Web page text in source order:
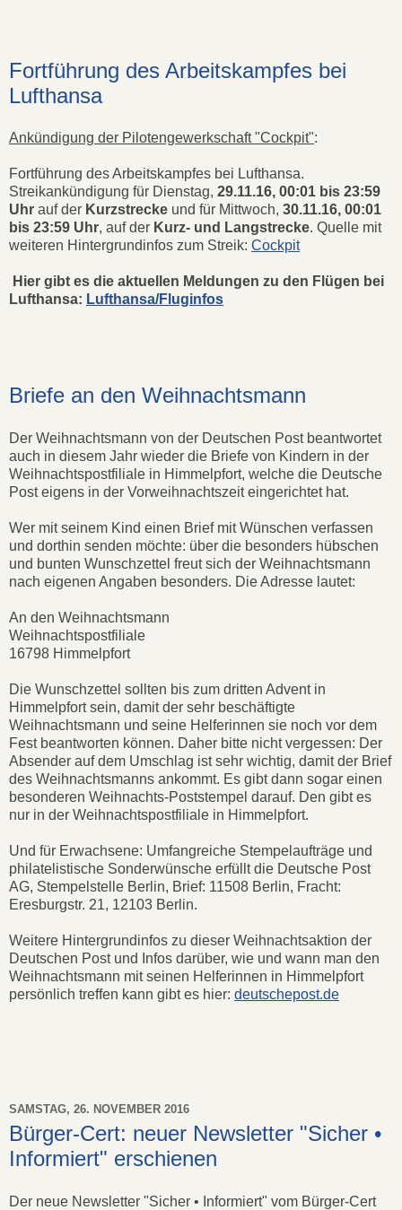
Fortführung des Arbeitskampfes bei
Lufthansa
Ankündigung der Pilotengewerkschaft "Cockpit":
Fortführung des Arbeitskampfes bei Lufthansa.
Streikankündigung für Dienstag, 29.11.16, 00:01 bis 23:59
Uhr auf der Kurzstrecke und für Mittwoch, 30.11.16, 00:01
bis 23:59 Uhr, auf der Kurz- und Langstrecke. Quelle mit
weiteren Hintergrundinfos zum Streik: Cockpit
Hier gibt es die aktuellen Meldungen zu den Flügen bei
Lufthansa: Lufthansa/Fluginfos
Briefe an den Weihnachtsmann
Der Weihnachtsmann von der Deutschen Post beantwortet
auch in diesem Jahr wieder die Briefe von Kindern in der
Weihnachtspostfiliale in Himmelpfort, welche die Deutsche
Post eigens in der Vorweihnachtszeit eingerichtet hat.
Wer mit seinem Kind einen Brief mit Wünschen verfassen
und dorthin senden möchte: über die besonders hübschen
und bunten Wunschzettel freut sich der Weihnachtsmann
nach eigenen Angaben besonders. Die Adresse lautet:
An den Weihnachtsmann
Weihnachtspostfiliale
16798 Himmelpfort
Die Wunschzettel sollten bis zum dritten Advent in
Himmelpfort sein, damit der sehr beschäftigte
Weihnachtsmann und seine Helferinnen sie noch vor dem
Fest beantworten können. Daher bitte nicht vergessen: Der
Absender auf dem Umschlag ist sehr wichtig, damit der Brief
des Weihnachtsmanns ankommt. Es gibt dann sogar einen
besonderen Weihnachts-Poststempel darauf. Den gibt es
nur in der Weihnachtspostfiliale in Himmelpfort.
Und für Erwachsene: Umfangreiche Stempelaufträge und
philatelistische Sonderwünsche erfüllt die Deutsche Post
AG, Stempelstelle Berlin, Brief: 11508 Berlin, Fracht:
Eresburgstr. 21, 12103 Berlin.
Weitere Hintergrundinfos zu dieser Weihnachtsaktion der
Deutschen Post und Infos darüber, wie und wann man den
Weihnachtsmann mit seinen Helferinnen in Himmelpfort
persönlich treffen kann gibt es hier: deutschepost.de
SAMSTAG, 26. NOVEMBER 2016
Bürger-Cert: neuer Newsletter "Sicher •
Informiert" erschienen
Der neue Newsletter "Sicher • Informiert" vom Bürger-Cert